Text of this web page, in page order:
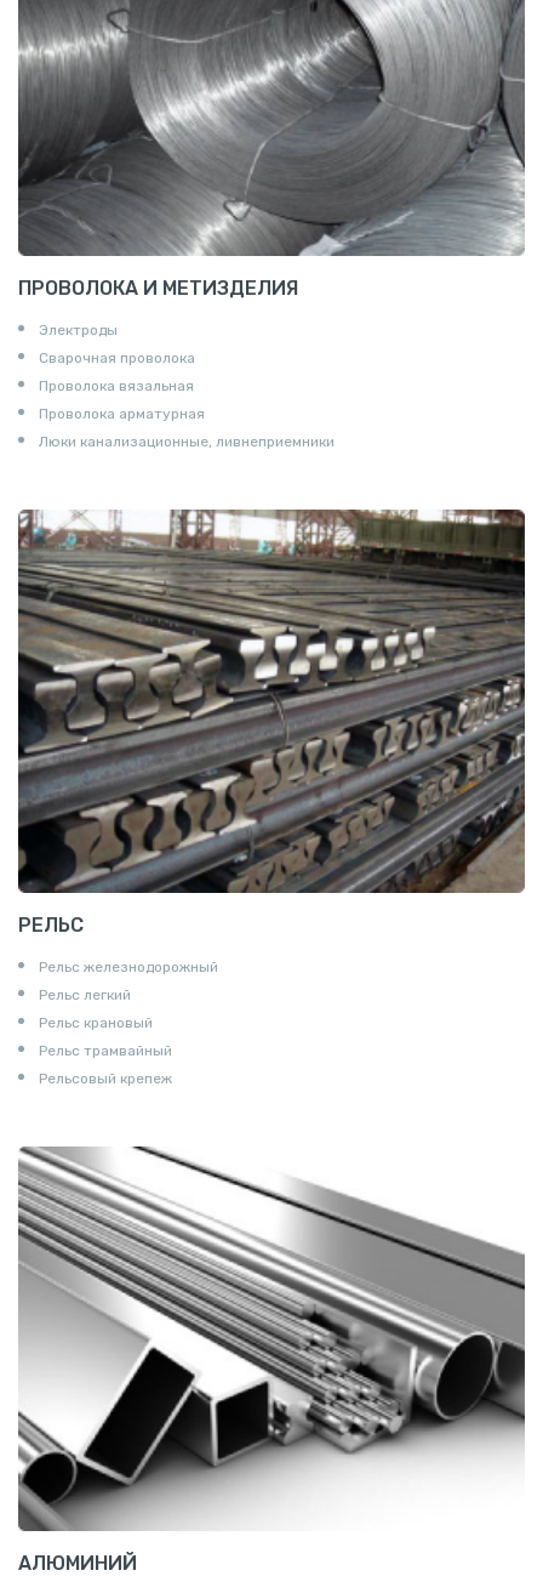
ПРОВОЛОКА И МЕТИЗДЕЛИЯ
Электроды
Сварочная проволока
Проволока вязальная
Проволока арматурная
Люки канализационные, ливнеприемники
РЕЛЬС
Рельс железнодорожный
Рельс легкий
Рельс крановый
Рельс трамвайный
Рельсовый крепеж
АЛЮМИНИЙ